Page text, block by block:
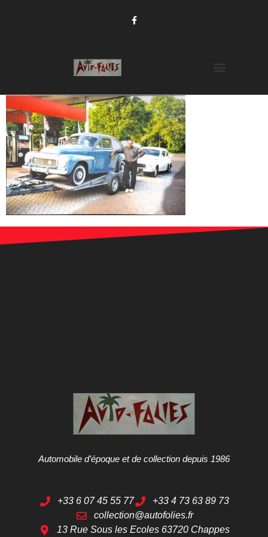
Automobile d’époque et de collection depuis 1986
+33 6 07 45 55 77
+33 4 73 63 89 73
collection@autofolies.fr
13 Rue Sous les Ecoles 63720 Chappes